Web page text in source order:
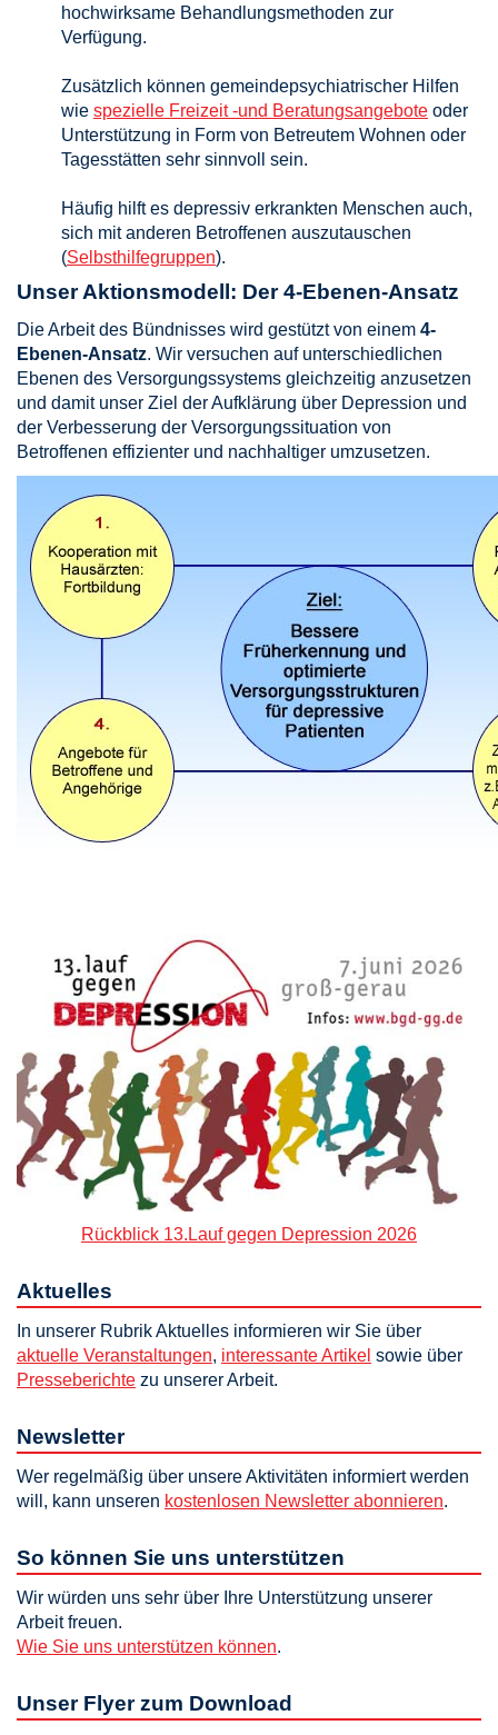
hochwirksame Behandlungsmethoden zur
Verfügung.
Zusätzlich können gemeindepsychiatrischer Hilfen
wie spezielle Freizeit -und Beratungsangebote oder
Unterstützung in Form von Betreutem Wohnen oder
Tagesstätten sehr sinnvoll sein.
Häufig hilft es depressiv erkrankten Menschen auch,
sich mit anderen Betroffenen auszutauschen
(Selbsthilfegruppen).
Unser Aktionsmodell: Der 4-Ebenen-Ansatz
Die Arbeit des Bündnisses wird gestützt von einem 4-
Ebenen-Ansatz. Wir versuchen auf unterschiedlichen
Ebenen des Versorgungssystems gleichzeitig anzusetzen
und damit unser Ziel der Aufklärung über Depression und
der Verbesserung der Versorgungssituation von
Betroffenen effizienter und nachhaltiger umzusetzen.
Rückblick 13.Lauf gegen Depression 2026
Aktuelles
In unserer Rubrik Aktuelles informieren wir Sie über
aktuelle Veranstaltungen, interessante Artikel sowie über
Presseberichte zu unserer Arbeit.
Newsletter
Wer regelmäßig über unsere Aktivitäten informiert werden
will, kann unseren kostenlosen Newsletter abonnieren.
So können Sie uns unterstützen
Wir würden uns sehr über Ihre Unterstützung unserer
Arbeit freuen.
Wie Sie uns unterstützen können.
Unser Flyer zum Download